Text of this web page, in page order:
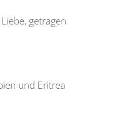
getragen
und Eritrea